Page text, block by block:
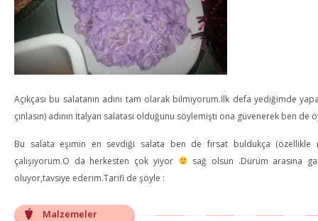
Açıkçası bu salatanın adını tam olarak bilmiyorum.İlk defa yediğimde
çınlasın) adının İtalyan salatası olduğunu söylemişti ona güvenerek ben
Bu salata eşimin en sevdiği salata ben de fırsat buldukça (özellikle
çalışıyorum.O da herkesten çok yiyor
sağ olsun .Dürüm arasına
oluyor,tavsiye ederim.Tarifi de şöyle :
Malzemeler